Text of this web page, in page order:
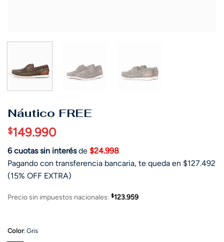
Náutico FREE
$149.990
6 cuotas sin interésde $24.998
Pagando con transferencia bancaria, te queda en $127.492
(15% OFF EXTRA)
Precio sin impuestos nacionales: $123.959
Color: Gris